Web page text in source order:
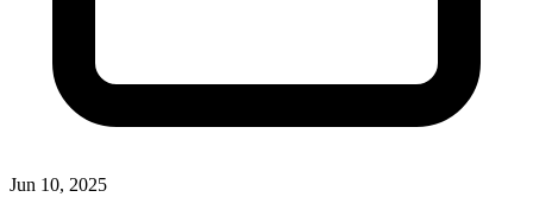
Jun 10, 2025